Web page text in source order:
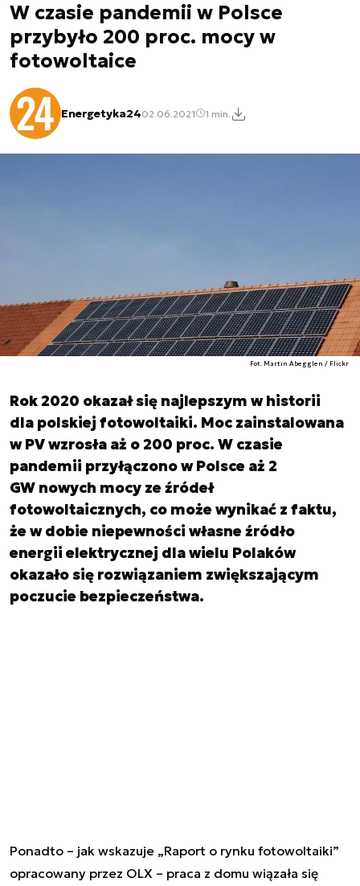
W czasie pandemii w Polsce
przybyło 200 proc. mocy w
fotowoltaice
Energetyka2402.06.2021 1 min.
Fot. Martin Abegglen / Flickr
Rok 2020 okazał się najlepszym w historii
dla polskiej fotowoltaiki. Moc zainstalowana
w PV wzrosła aż o 200 proc. W czasie
pandemii przyłączono w Polsce aż 2
GW nowych mocy ze źródeł
fotowoltaicznych, co może wynikać z faktu,
że w dobie niepewności własne źródło
energii elektrycznej dla wielu Polaków
okazało się rozwiązaniem zwiększającym
poczucie bezpieczeństwa.
Ponadto – jak wskazuje „Raport o rynku fotowoltaiki”
opracowany przez OLX – praca z domu wiązała się